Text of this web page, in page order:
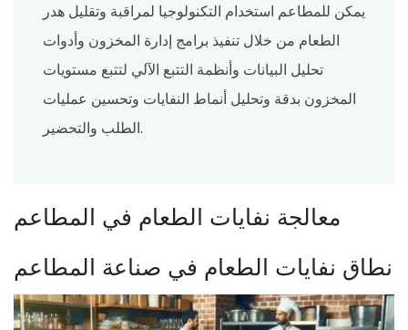
يمكن للمطاعم استخدام التكنولوجيا لمراقبة وتقليل هدر
الطعام من خلال تنفيذ برامج إدارة المخزون وأدوات
تحليل البيانات وأنظمة التتبع الآلي لتتبع مستويات
المخزون بدقة وتحليل أنماط النفايات وتحسين عمليات
الطلب والتحضير.
معالجة نفايات الطعام في المطاعم
نطاق نفايات الطعام في صناعة المطاعم